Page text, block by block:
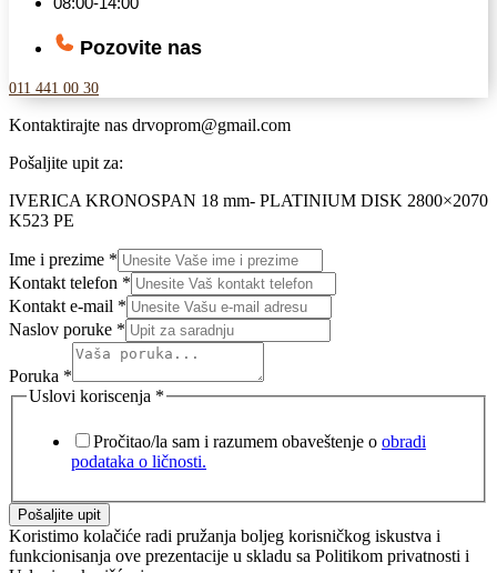
Pozovite nas
011 441 00 30
Kontaktirajte nas drvoprom@gmail.com
Pošaljite upit za:
IVERICA KRONOSPAN 18 mm- PLATINIUM DISK 2800×2070
K523 PE
Ime i prezime *
Kontakt telefon *
Kontakt e-mail *
Naslov poruke *
Poruka *
Uslovi koriscenja *
Pročitao/la sam i razumem obaveštenje o obradi
podataka o ličnosti.
Pošaljite upit
Koristimo kolačiće radi pružanja boljeg korisničkog iskustva i
funkcionisanja ove prezentacije u skladu sa Politikom privatnosti i